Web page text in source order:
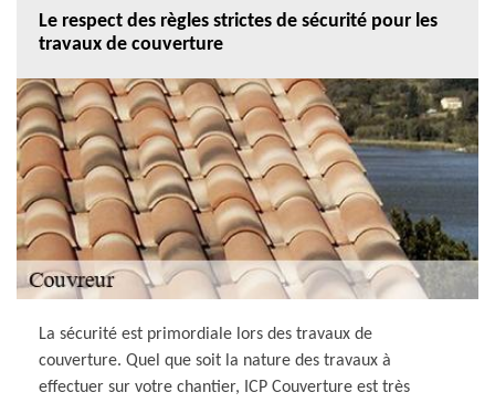
Le respect des règles strictes de sécurité pour les
travaux de couverture
La sécurité est primordiale lors des travaux de
couverture. Quel que soit la nature des travaux à
effectuer sur votre chantier, ICP Couverture est très